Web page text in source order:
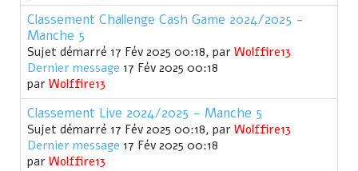
Classement Challenge Cash Game 2024/2025 -
Manche 5
Sujet démarré 17 Fév 2025 00:18, par Wolffire13
Dernier message 17 Fév 2025 00:18
par Wolffire13
Classement Live 2024/2025 - Manche 5
Sujet démarré 17 Fév 2025 00:18, par Wolffire13
Dernier message 17 Fév 2025 00:18
par Wolffire13